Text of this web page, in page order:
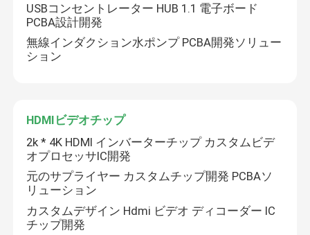
USBコンセントレーター HUB 1.1 電子ボード
PCBA設計開発
無線インダクション水ポンプ PCBA開発ソリュー
ション
HDMIビデオチップ
2k * 4K HDMI インバーターチップ カスタムビデ
オプロセッサIC開発
元のサプライヤー カスタムチップ開発 PCBAソ
リューション
カスタムデザイン Hdmi ビデオ ディコーダー IC
チップ開発